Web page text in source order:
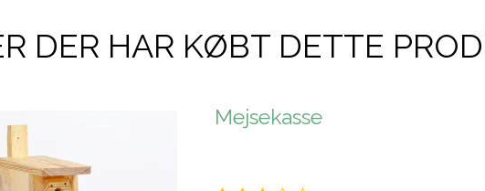
DER HAR KØBT DETTE
Mejsekasse